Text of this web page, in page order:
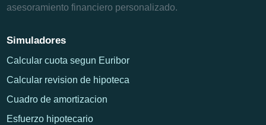
asesoramiento financiero personalizado.
Simuladores
Calcular cuota segun Euribor
Calcular revision de hipoteca
Cuadro de amortizacion
Esfuerzo hipotecario